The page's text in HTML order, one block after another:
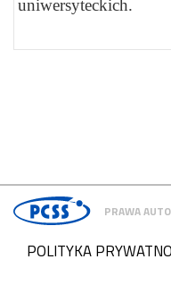
uniwersyteckich.
PRAWA
POLITYKA